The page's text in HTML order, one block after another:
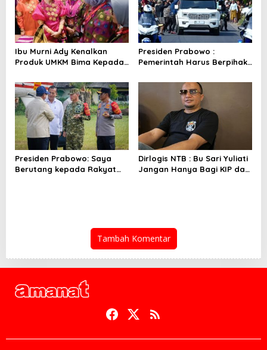
Ibu Murni Ady Kenalkan
Produk UMKM Bima Kepada
Presiden Prabowo :
Pemerintah Harus Berpihak
Presiden Prabowo: Saya
Berutang kepada Rakyat
Dirlogis NTB : Bu Sari Yuliati
Jangan Hanya Bagi KIP dan
Tambah Komentar